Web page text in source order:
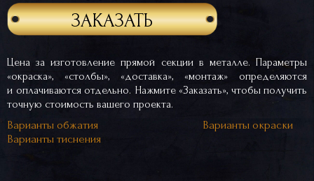
ЗАКАЗАТЬ
Цена за изготовление прямой секции в металле. Параметры
«окраска», «столбы», «доставка», «монтаж» определяются
и оплачиваются отдельно. Нажмите «Заказать», чтобы получить
точную стоимость вашего проекта.
Варианты обжатия
Варианты окраски
Варианты тиснения